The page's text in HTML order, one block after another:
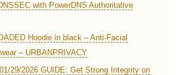
with PowerDNS Authoritative
Hoodie in black – Anti-Facial
– URBANPRIVACY
29/2026 GUIDE: Get Strong Integrity on